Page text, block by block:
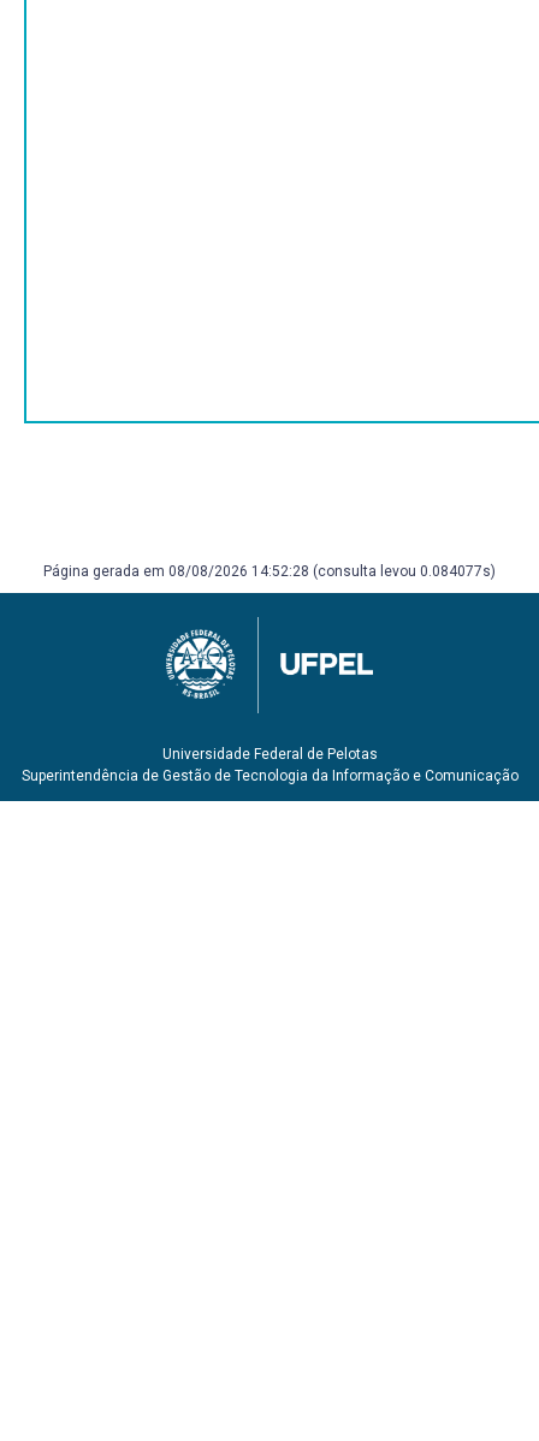
Página gerada em 08/08/2026 14:52:28 (consulta levou 0.084077s)
Universidade Federal de Pelotas
Superintendência de Gestão de Tecnologia da Informação e Comunicação